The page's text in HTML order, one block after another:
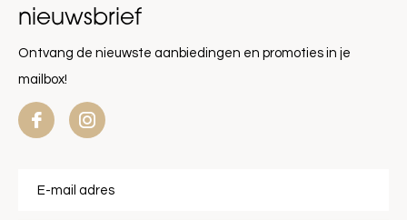
nieuwsbrief
Ontvang de nieuwste aanbiedingen en promoties in je
mailbox!